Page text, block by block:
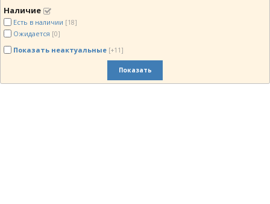
Наличие
Есть в наличии [18]
Ожидается [0]
Показать неактуальные [+11]
Показать